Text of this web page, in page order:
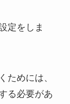
定をしま
ためには、
る必要があ